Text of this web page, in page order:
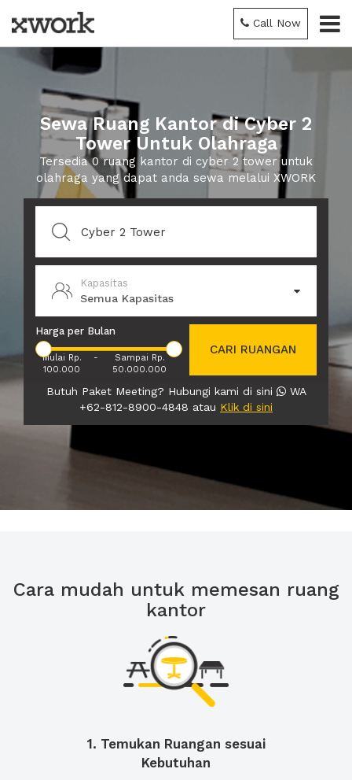
Call Now
Sewa Ruang Kantor di Cyber 2
Tower Untuk Olahraga
Tersedia 0 ruang kantor di cyber 2 tower untuk
olahraga yang dapat anda sewa melalui XWORK
Kapasitas
Semua Kapasitas
Harga per Bulan
Mulai Rp.
100.000
-
Sampai Rp.
50.000.000
CARI RUANGAN
Butuh Paket Meeting? Hubungi kami di sini
WA
+62-812-8900-4848 atau Klik di sini
Cara mudah untuk memesan ruang
kantor
1. Temukan Ruangan sesuai
Kebutuhan